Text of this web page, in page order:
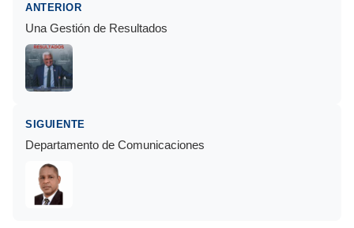
ANTERIOR
Una Gestión de Resultados
SIGUIENTE
Departamento de Comunicaciones